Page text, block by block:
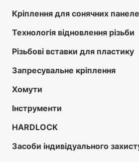
Кріплення для сонячних
Технологія відновлення різьби
Різьбові вставки для пластику
Запресувальне кріплення
Хомути
Інструменти
HARDLOCK
Засоби індивідуального